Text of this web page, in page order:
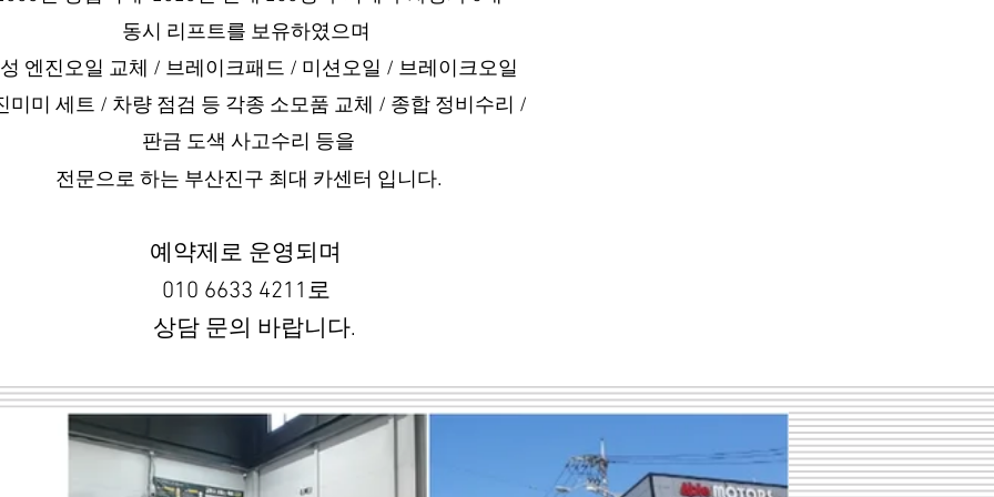
동시 리프트를 보유하였으며
엔진오일 교체 / 브레이크패드 / 미션오일 / 브레이크오일
미미 세트 / 차량 점검 등 각종 소모품 교체 / 종합 정비수리 /
판금 도색 사고수리 등을
전문으로 하는 부산진구 최대 카센터 입니다.
예약제로 운영되며
010 6633 4211로
상담 문의 바랍니다.